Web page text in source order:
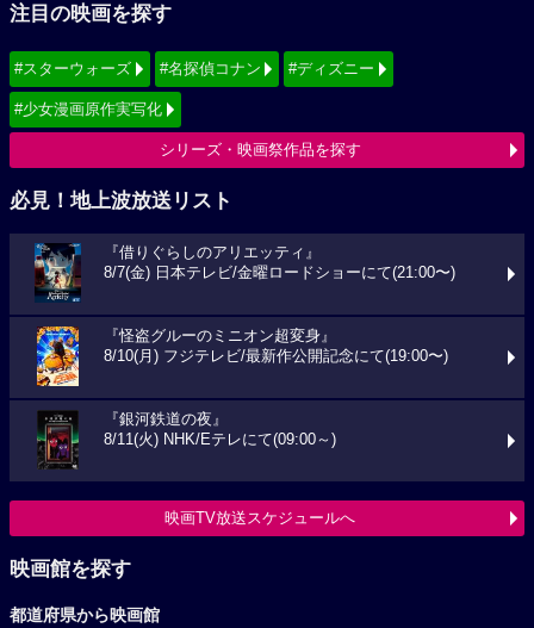
注目の映画を探す
#スターウォーズ #名探偵コナン #ディズニー
#少女漫画原作実写化
シリーズ・映画祭作品を探す
必見！地上波放送リスト
『借りぐらしのアリエッティ』
8/7(金) 日本テレビ/金曜ロードショーにて(21:00〜)
『怪盗グルーのミニオン超変身』
8/10(月) フジテレビ/最新作公開記念にて(19:00〜)
『銀河鉄道の夜』
8/11(火) NHK/Eテレにて(09:00～)
映画TV放送スケジュールへ
映画館を探す
都道府県から映画館